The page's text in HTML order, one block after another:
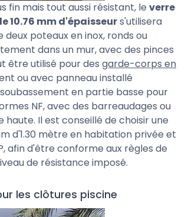
fin mais tout aussi résistant, le verre
10.76 mm d'épaisseurs'utilisera
deux poteaux en inox, ronds ou
dans un mur, avec des pinces
être utilisé pour des garde-corps en
ou avec panneau installé
en partie basse pour
NF, avec des barreaudages ou
haute. Il est conseillé de choisir une
d'1.30 mètre en habitation privée et
afin d'être conforme aux règles de
de résistance imposé.
les clôtures piscine